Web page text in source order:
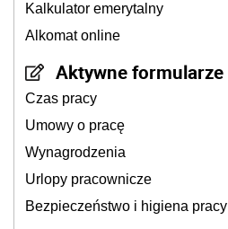
Kalkulator emerytalny
Alkomat online
Aktywne formularze
Czas pracy
Umowy o pracę
Wynagrodzenia
Urlopy pracownicze
Bezpieczeństwo i higiena pracy